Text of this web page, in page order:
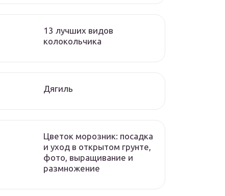
13 лучших видов
колокольчика
Дягиль
Цветок морозник: посадка
и уход в открытом грунте,
фото, выращивание и
размножение